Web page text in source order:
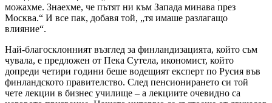
можахме. Знаехме, че пътят ни към Запада минава през
Москва.“ И все пак, добавя той, „тя имаше разлагащо
влияние“.
Най-благосклонният възглед за финландизацията, който съм
чувала, е предложен от Пека Сутела, икономист, който
допреди четири години беше водещият експерт по Русия във
финландското правителство. След пенсионирането си той
чете лекции в бизнес училище – а лекциите очевидно са